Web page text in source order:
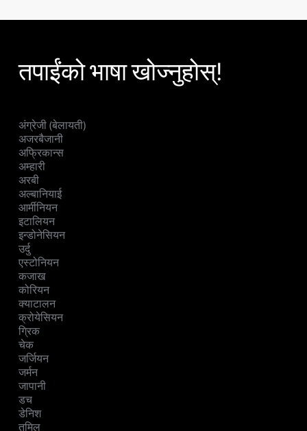
तपाईंको भाषा खोज्नुहोस्!
अंग्रेजी (बेलायती)
अजरबैजानी
अफ्रिकान्स
अम्हारी
अरबी
अल्बानियाई
आर्मीनियन
इटालियन
इन्डोनेसियन
उर्दु
एस्टोनियन
कजाख
कोरियन
क्याटालन
क्रोयेसियन
ग्रिक
चेक
जर्जियन
जर्मन
जापानी
डच
डेनिश
तमिल